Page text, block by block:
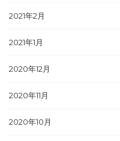
2021年2月
2021年1月
2020年12月
2020年11月
2020年10月